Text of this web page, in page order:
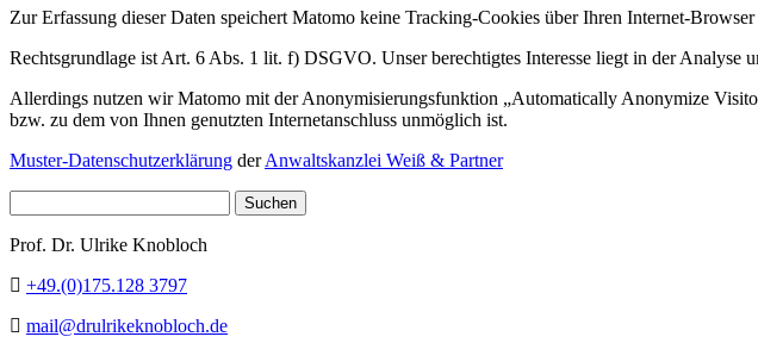
Zur Erfassung dieser Daten speichert Matomo keine Tracking-Cookies über Ihren Internet-
Rechtsgrundlage ist Art. 6 Abs. 1 lit. f) DSGVO. Unser berechtigtes Interesse liegt in der Analyse
Allerdings nutzen wir Matomo mit der Anonymisierungsfunktion „Automatically Anonymize
bzw. zu dem von Ihnen genutzten Internetanschluss unmöglich ist.
Muster-Datenschutzerklärung derAnwaltskanzlei Weiß & Partner
nach:
Prof. Dr. Ulrike Knobloch
+49.(0)175.128 3797
mail@drulrikeknobloch.de